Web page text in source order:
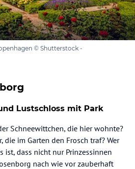
© Shutterstock -
Lustschloss mit Park
Schneewittchen, die hier wohnte?
die im Garten den Frosch traf? Wer
ist, dass nicht nur Prinzessinnen
nach wie vor zauberhaft